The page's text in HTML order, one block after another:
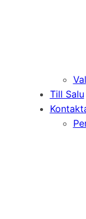
Till Salu